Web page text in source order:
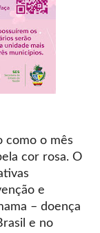
como o mês
cor rosa. O
e
– doença
e no